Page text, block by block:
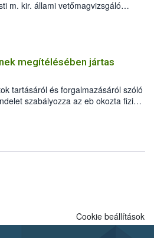
m. kir. állami vetőmagvizsgáló
szám alatti, Czigler Győző által
megítélésében jártas
tartásáról és forgalmazásáról szóló
szabályozza az eb okozta fizikai
keletkezésekor felmerülő
a veszélyes eb tartását és annak
Cookie beállítások